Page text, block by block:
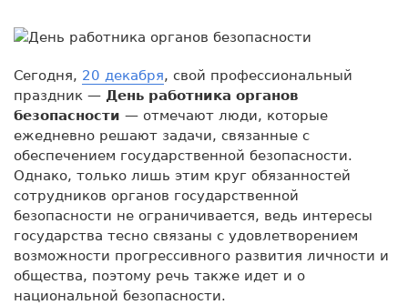
Сегодня, 20 декабря, свой профессиональный
праздник — День работника органов
безопасности — отмечают люди, которые
ежедневно решают задачи, связанные с
обеспечением государственной безопасности.
Однако, только лишь этим круг обязанностей
сотрудников органов государственной
безопасности не ограничивается, ведь интересы
государства тесно связаны с удовлетворением
возможности прогрессивного развития личности и
общества, поэтому речь также идет и о
национальной безопасности.